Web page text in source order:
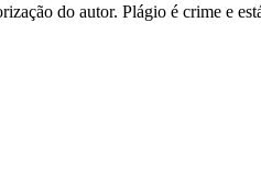
do autor. Plágio é crime e